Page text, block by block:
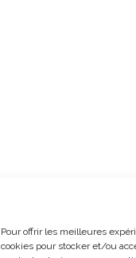
Pour offrir les meilleures
cookies pour stocker et/ou